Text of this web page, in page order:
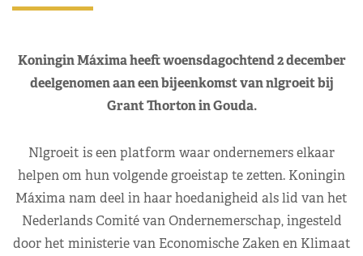
Koningin Máxima heeft woensdagochtend 2 december
deelgenomen aan een bijeenkomst van nlgroeit bij
Grant Thorton in Gouda.
Nlgroeit is een platform waar ondernemers elkaar
helpen om hun volgende groeistap te zetten. Koningin
Máxima nam deel in haar hoedanigheid als lid van het
Nederlands Comité van Ondernemerschap, ingesteld
door het ministerie van Economische Zaken en Klimaat